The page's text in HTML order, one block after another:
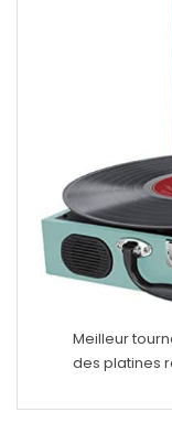
Meilleur
des platines